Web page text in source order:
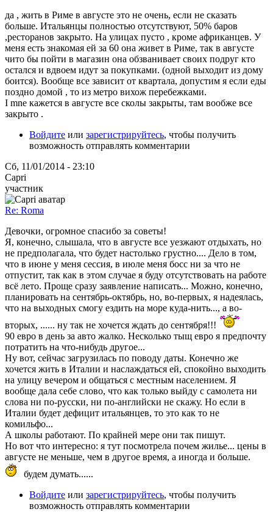
да , жить в Риме в августе это не очень, если не сказать
больше. Итальянцы полностью отсутствуют, 50% баров
,ресторанов закрыто. На улицах пусто , кроме африканцев. У
меня есть знакомая ей за 60 она живет в Риме, так в августе
чито бы пойти в магазин она обзванивает своих подруг кто
остался и вдвоем идут за покупками. (одной выходит из дому
боится). Вообще все зависит от квартала, допустим я если еды
поздно домой , то из метро вихож перебежками.
I mne кажется в августе все сколы закрыты, там вообже все
закрыто .
Войдите или зарегистрируйтесь, чтобы получить
возможность отправлять комментарии
Сб, 11/01/2014 - 23:10
Capri
участник
Re: Roma
Девочки, огромное спасибо за советы!
Я, конечно, слышала, что в августе все уезжают отдыхать, но
не предполагала, что будет настолько грустно.... Дело в том,
что в июне у меня сессия, в июле меня босс ни за что не
отпустит, так как в этом случае я буду отсутствовать на работе
всё лето. Проще сразу заявление написать... Можно, конечно,
планировать на сентябрь-октябрь, но, во-первых, я надеялась,
что на выходных смогу ездить на море куда-нить..., а во-
вторых, ...... ну так не хочется ждать до сентября!!!
90 евро в день за авто жалко. Несколько тыщ евро я предпочту
потратить на что-нибудь другое...
Ну вот, сейчас загрузилась по поводу даты. Конечно же
хочется жить в Италии и наслаждаться ей, спокойно выходить
на улицу вечером и общаться с местным населением. Я
вообще дала себе слово, что как только выйду с самолета ни
слова ни по-русски, ни по-английски не скажу. Но если в
Италии будет дефицит итальянцев, то это как то не
комильфо...
А школы работают. По крайней мере они так пишут.
Но вот что интересно: я тут посмотрела почем жилье... цены в
августе не меньше, чем в другое время, а иногда и больше.
будем думать......
Войдите или зарегистрируйтесь, чтобы получить
возможность отправлять комментарии